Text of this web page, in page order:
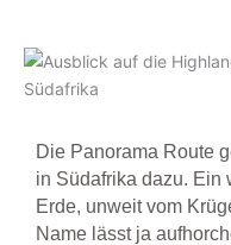
Die Panorama Route
in Südafrika dazu. Ein
Erde, unweit vom
Name lässt ja